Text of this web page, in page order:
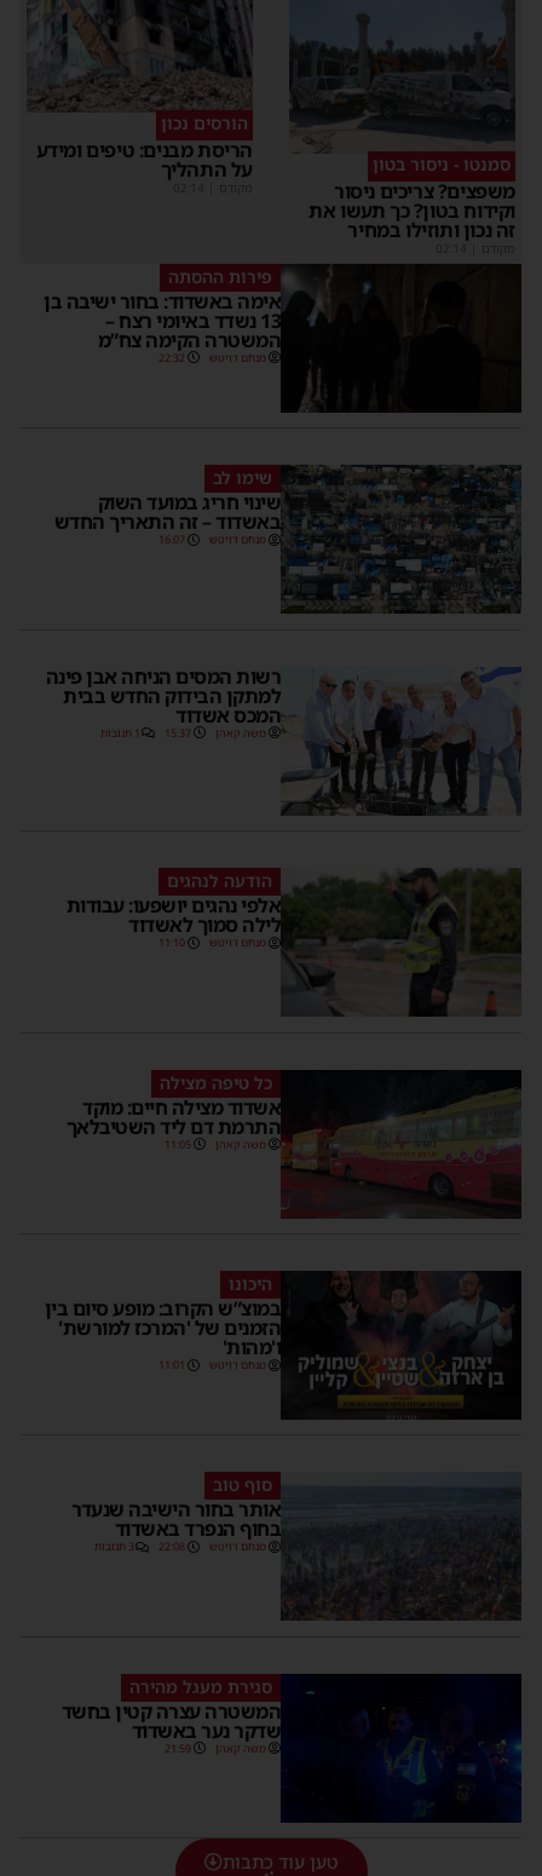
סמנטו - ניסור בטון
משפצים? צריכים ניסור
וקידוח בטון? כך תעשו את
זה נכון ותוזילו במחיר
מקודם
הורסים נכון
הריסת מבנים: טיפים ומידע
על התהליך
מקודם
פירות ההסתה
אימה באשדוד: בחור ישיבה בן
13 נשדד באיומי רצח –
המשטרה הקימה צח”מ
מנחם דויטש 22:32
שימו לב
שינוי חריג במועד השוק
באשדוד – זה התאריך החדש
מנחם דויטש 16:07
רשות המסים הניחה אבן פינה
למתקן הבידוק החדש בבית
המכס אשדוד
משה קאהן 15:37 1 תגובות
הודעה לנהגים
אלפי נהגים יושפעו: עבודות
לילה סמוך לאשדוד
מנחם דויטש 11:10
כל טיפה מצילה
אשדוד מצילה חיים: מוקד
התרמת דם ליד השטיבלאך
משה קאהן 11:05
היכונו
במוצ”ש הקרוב: מופע סיום בין
הזמנים של 'המרכז למורשת'
ו'מהות'
מנחם דויטש 11:01
סוף טוב
אותר בחור הישיבה שנעדר
בחוף הנפרד באשדוד
מנחם דויטש 22:08 3 תגובות
סגירת מעגל מהירה
המשטרה עצרה קטין בחשד
שדקר נער באשדוד
משה קאהן 21:59
טען עוד כתבות